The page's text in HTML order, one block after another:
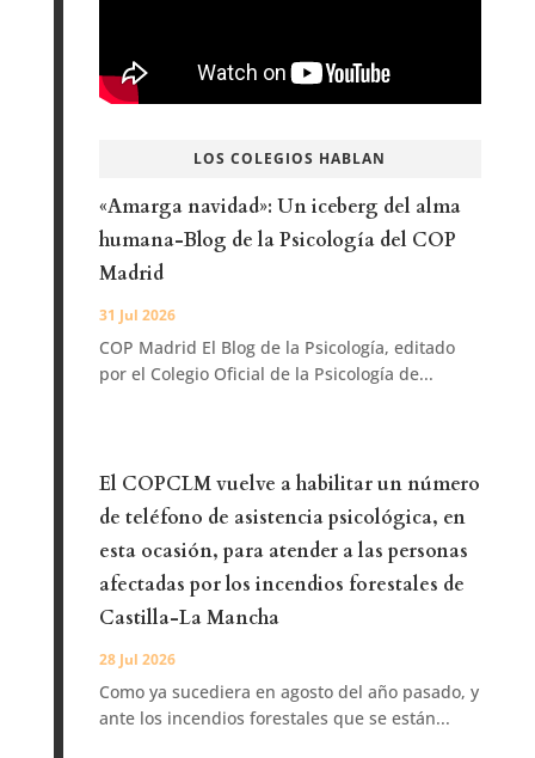
LOS COLEGIOS HABLAN
«Amarga navidad»: Un iceberg del alma
humana-Blog de la Psicología del COP
Madrid
31 Jul 2026
COP Madrid El Blog de la Psicología, editado
por el Colegio Oficial de la Psicología de...
El COPCLM vuelve a habilitar un número
de teléfono de asistencia psicológica, en
esta ocasión, para atender a las personas
afectadas por los incendios forestales de
Castilla-La Mancha
28 Jul 2026
Como ya sucediera en agosto del año pasado, y
ante los incendios forestales que se están...